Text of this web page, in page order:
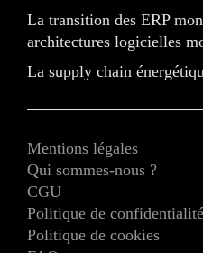
La transition des ERP
architectures logicielles
La supply chain
Mentions légales
Qui sommes-nous ?
CGU
Politique de confidentialité
Politique de cookies